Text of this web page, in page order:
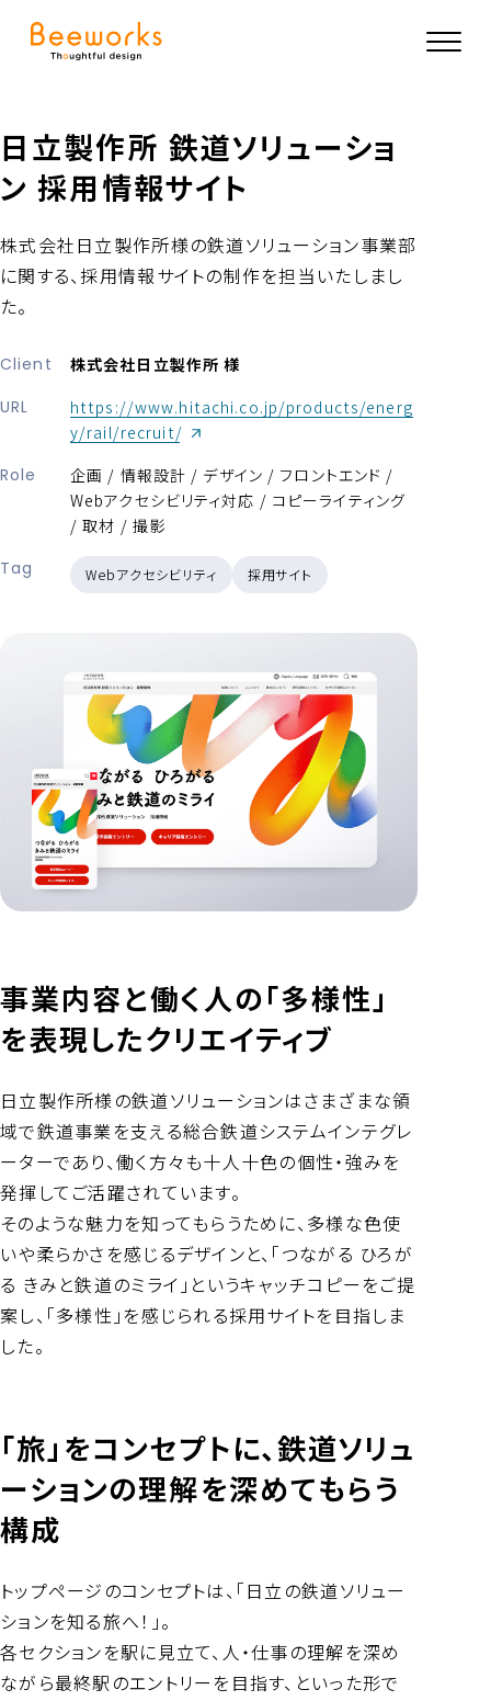
日立製作所 鉄道ソリューショ
ン 採用情報サイト
株式会社日立製作所様の鉄道ソリューション事業部
に関する、採用情報サイトの制作を担当いたしまし
た。
Client
株式会社日立製作所 様
URL
https://www.hitachi.co.jp/products/energ
y/rail/recruit/（新しいウィンドウが開きます）
Role
企画 / 情報設計 / デザイン / フロントエンド /
Webアクセシビリティ対応 / コピーライティング
/ 取材 / 撮影
Tag
Webアクセシビリティ 採用サイト
事業内容と働く人の「多様性」
を表現したクリエイティブ
日立製作所様の鉄道ソリューションはさまざまな領
域で鉄道事業を支える総合鉄道システムインテグレ
ーターであり、働く方々も十人十色の個性・強みを
発揮してご活躍されています。
そのような魅力を知ってもらうために、多様な色使
いや柔らかさを感じるデザインと、「つながる ひろが
る きみと鉄道のミライ」というキャッチコピーをご提
案し、「多様性」を感じられる採用サイトを目指しま
した。
「旅」をコンセプトに、鉄道ソリュ
ーションの理解を深めてもらう
構成
トップページのコンセプトは、「日立の鉄道ソリュー
ションを知る旅へ！」。
各セクションを駅に見立て、人・仕事の理解を深め
ながら最終駅のエントリーを目指す、といった形で